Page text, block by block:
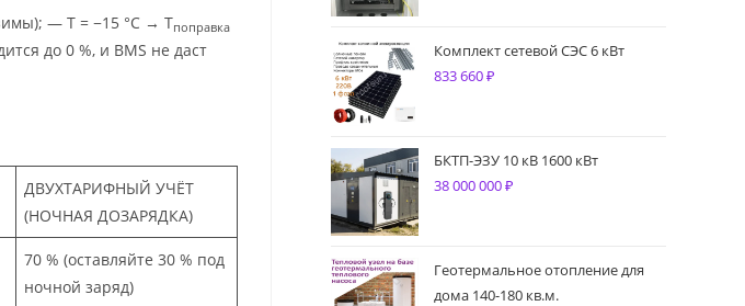
— T = −15 °C → Tпоправка
до 0 %, и BMS не даст
ДВУХТАРИФНЫЙ УЧЁТ
(НОЧНАЯ ДОЗАРЯДКА)
70 % (оставляйте 30 % под
ночной заряд)
78
860 ₽.
200 ₽.
Комплект сетевой СЭС 6 кВт
833 660₽
БКТП-ЭЗУ 10 кВ 1600 кВт
38 000 000₽
Геотермальное отопление для
дома 140-180 кв.м.